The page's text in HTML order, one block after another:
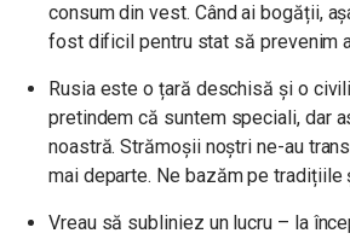
consum din vest. Când ai bogății,
fost dificil pentru stat să prevenim
Rusia este o țară deschisă și o
pretindem că suntem speciali, dar
noastră. Strămoșii noștri ne-au
mai departe. Ne bazăm pe tradițiile
Vreau să subliniez un lucru – la